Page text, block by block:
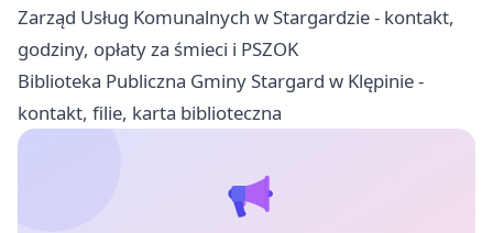
Zarząd Usług Komunalnych w Stargardzie - kontakt,
godziny, opłaty za śmieci i PSZOK
Biblioteka Publiczna Gminy Stargard w Klępinie -
kontakt, filie, karta biblioteczna